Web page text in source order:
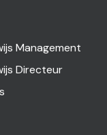
Management
Directeur